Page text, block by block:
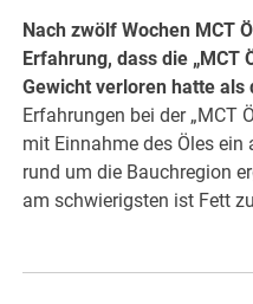
Nach zwölf Wochen MCT
Erfahrung, dass die „MCT
Gewicht verloren hatte als
Erfahrungen bei der „MCT
mit Einnahme des Öles
rund um die Bauchregion
am schwierigsten ist Fett